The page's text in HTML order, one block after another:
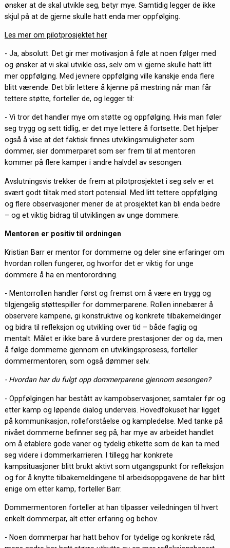
ønsker at de skal utvikle seg, betyr mye. Samtidig legger de ikke
skjul på at de gjerne skulle hatt enda mer oppfølging.
Les mer om pilotprosjektet her
- Ja, absolutt. Det gir mer motivasjon å føle at noen følger med
og ønsker at vi skal utvikle oss, selv om vi gjerne skulle hatt litt
mer oppfølging. Med jevnere oppfølging ville kanskje enda flere
blitt værende. Det blir lettere å kjenne på mestring når man får
tettere støtte, forteller de, og legger til:
- Vi tror det handler mye om støtte og oppfølging. Hvis man føler
seg trygg og sett tidlig, er det mye lettere å fortsette. Det hjelper
også å vise at det faktisk finnes utviklingsmuligheter som
dommer, sier dommerparet som ser frem til at mentoren
kommer på flere kamper i andre halvdel av sesongen.
Avslutningsvis trekker de frem at pilotprosjektet i seg selv er et
svært godt tiltak med stort potensial. Med litt tettere oppfølging
og flere observasjoner mener de at prosjektet kan bli enda bedre
– og et viktig bidrag til utviklingen av unge dommere.
Mentoren er positiv til ordningen
Kristian Barr er mentor for dommerne og deler sine erfaringer om
hvordan rollen fungerer, og hvorfor det er viktig for unge
dommere å ha en mentorordning.
- Mentorrollen handler først og fremst om å være en trygg og
tilgjengelig støttespiller for dommerparene. Rollen innebærer å
observere kampene, gi konstruktive og konkrete tilbakemeldinger
og bidra til refleksjon og utvikling over tid – både faglig og
mentalt. Målet er ikke bare å vurdere prestasjoner der og da, men
å følge dommerne gjennom en utviklingsprosess, forteller
dommermentoren, som også dømmer selv.
- Hvordan har du fulgt opp dommerparene gjennom sesongen?
- Oppfølgingen har bestått av kampobservasjoner, samtaler før og
etter kamp og løpende dialog underveis. Hovedfokuset har ligget
på kommunikasjon, rolleforståelse og kampledelse. Med tanke på
nivået dommerne befinner seg på, har mye av arbeidet handlet
om å etablere gode vaner og tydelig etikette som de kan ta med
seg videre i dommerkarrieren. I tillegg har konkrete
kampsituasjoner blitt brukt aktivt som utgangspunkt for refleksjon
og for å knytte tilbakemeldingene til arbeidsoppgavene de har blitt
enige om etter kamp, forteller Barr.
Dommermentoren forteller at han tilpasser veiledningen til hvert
enkelt dommerpar, alt etter erfaring og behov.
- Noen dommerpar har hatt behov for tydelige og konkrete råd,